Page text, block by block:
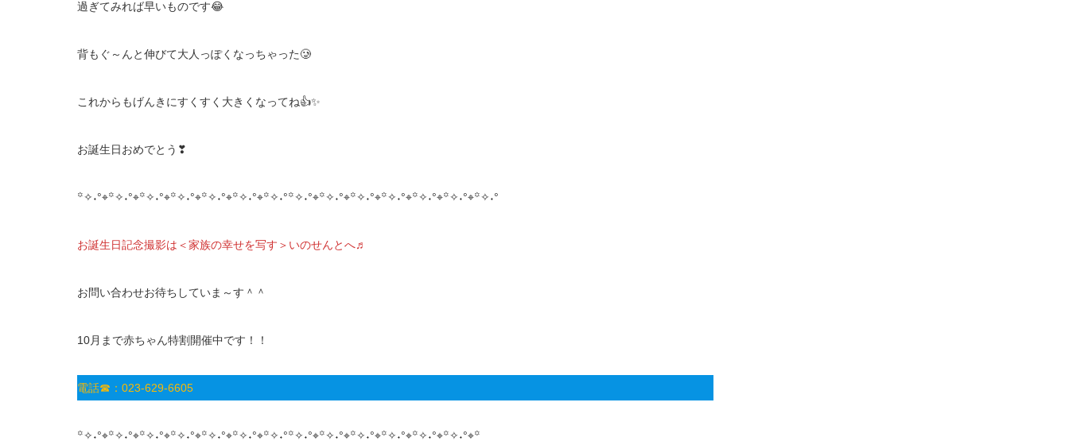
過ぎてみれば早いものです😂
背もぐ～んと伸びて大人っぽくなっちゃった🥲
これからもげんきにすくすく大きくなってね👍✨
お誕生日おめでとう❣
꙳✧˖°⌖꙳✧˖°⌖꙳✧˖°⌖꙳✧˖°⌖꙳✧˖°⌖꙳✧˖°⌖꙳✧˖°꙳✧˖°⌖꙳✧˖°⌖꙳✧˖°⌖꙳✧˖°⌖꙳✧˖°⌖꙳✧˖°⌖꙳✧˖°
お誕生日記念撮影は＜家族の幸せを写す＞いのせんとへ♬
お問い合わせお待ちしていま～す＾＾
10月まで赤ちゃん特割開催中です！！
電話☎：023-629-6605
꙳✧˖°⌖꙳✧˖°⌖꙳✧˖°⌖꙳✧˖°⌖꙳✧˖°⌖꙳✧˖°⌖꙳✧˖°꙳✧˖°⌖꙳✧˖°⌖꙳✧˖°⌖꙳✧˖°⌖꙳✧˖°⌖꙳✧˖°⌖꙳